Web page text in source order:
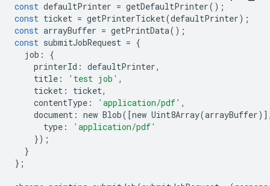
const defaultPrinter = getDefaultPrinter();
const ticket = getPrinterTicket(defaultPrinter);
const arrayBuffer = getPrintData();
const submitJobRequest = {
job :
{
printerId : defaultPrinter,
title : 'test job' ,
ticket : ticket,
contentType : 'application/pdf' ,
document : new Blob([new Uint8Array(arrayBuffer
type :
'application/pdf'
});
}
};